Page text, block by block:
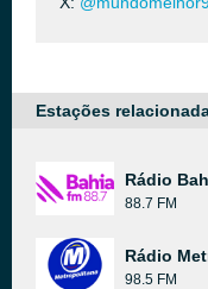
Estações
Rádio
88.7 FM
Rádio
98.5 FM